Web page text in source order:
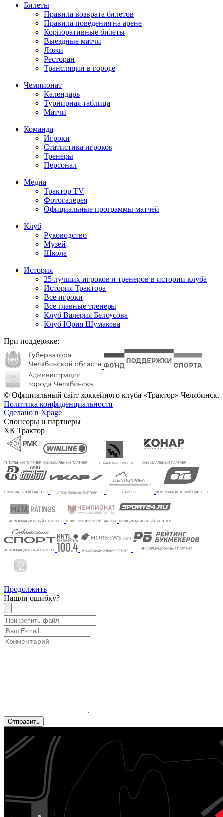
Билеты
Правила возврата билетов
Правила поведения на арене
Корпоративные билеты
Выездные матчи
Ложи
Ресторан
Трансляции в городе
Чемпионат
Календарь
Турнирная таблица
Матчи
Команда
Игроки
Статистика игроков
Тренеры
Персонал
Медиа
Трактор TV
Фотогалерея
Официальные программы матчей
Клуб
Руководство
Музей
Школа
История
25 лучших игроков и тренеров в истории клуба
История Трактора
Все игроки
Все главные тренеры
Клуб Валерия Белоусова
Клуб Юрия Шумакова
При поддержке:
© Официальный сайт хоккейного клуба «Трактор» Челябинск.
Политика конфиденциальности
Сделано в Xpage
Спонсоры и партнеры
ХК Трактор
Продолжить
Нашли ошибку?